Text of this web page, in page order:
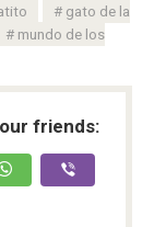
gato de la
mundo de los
friends: